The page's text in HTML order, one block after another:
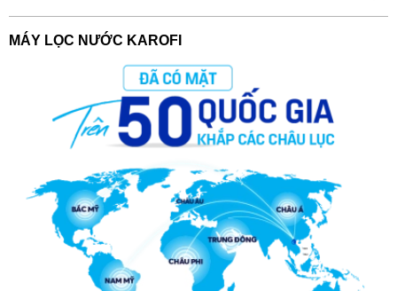
MÁY LỌC NƯỚC KAROFI